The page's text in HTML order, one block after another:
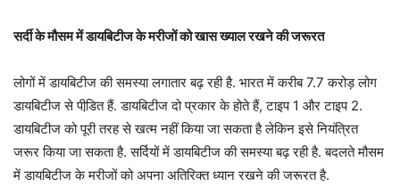
सर्दी के मौसम में डायबिटीज के मरीजों को खास ख्याल रखने की जरूरत
लोगों में डायबिटीज की समस्या लगातार बढ़ रही है. भारत में करीब 7.7 करोड़ लोग
डायबिटीज से पीडि़त हैं. डायबिटीज दो प्रकार के होते हैं, टाइप 1 और टाइप 2.
डायबिटीज को पूरी तरह से खत्म नहीं किया जा सकता है लेकिन इसे नियंत्रित
जरूर किया जा सकता है. सर्दियों में डायबिटीज की समस्या बढ़ रही है. बदलते मौसम
में डायबिटीज के मरीजों को अपना अतिरिक्त ध्यान रखने की जरूरत है.